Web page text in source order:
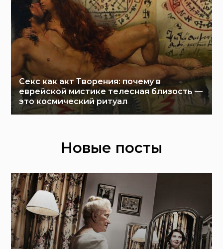
Секс как акт Творения: почему в
еврейской мистике телесная близость —
это космический ритуал
Новые посты